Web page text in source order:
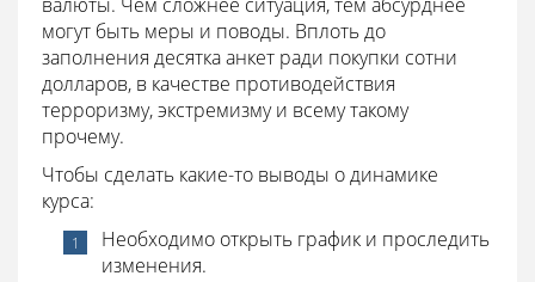
могут быть меры и поводы. Вплоть до
заполнения десятка анкет ради покупки сотни
долларов, в качестве противодействия
терроризму, экстремизму и всему такому
прочему.
Чтобы сделать какие-то выводы о динамике
курса:
Необходимо открыть график и проследить
изменения.